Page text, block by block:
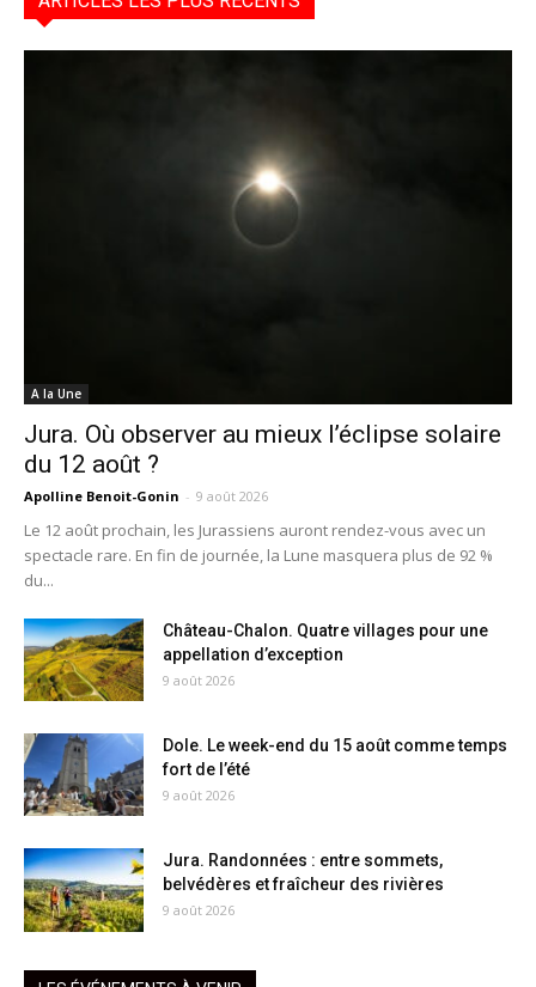
A la Une
Jura. Où observer au mieux l’éclipse solaire
du 12 août ?
Apolline Benoit-Gonin - 9 août 2026
Le 12 août prochain, les Jurassiens auront rendez-vous avec un
spectacle rare. En fin de journée, la Lune masquera plus de 92 %
du...
Château-Chalon. Quatre villages pour une
appellation d’exception
9 août 2026
Dole. Le week-end du 15 août comme temps
fort de l’été
9 août 2026
Jura. Randonnées : entre sommets,
belvédères et fraîcheur des rivières
9 août 2026